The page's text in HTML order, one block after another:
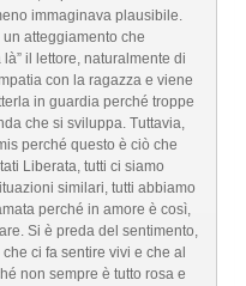
immaginava plausibile.
atteggiamento che
il lettore, naturalmente di
con la ragazza e viene
in guardia perché troppe
che si sviluppa. Tuttavia,
perché questo è ciò che
Liberata, tutti ci siamo
similari, tutti abbiamo
perché in amore è così,
Si è preda del sentimento,
ci fa sentire vivi e che al
non sempre è tutto rosa e